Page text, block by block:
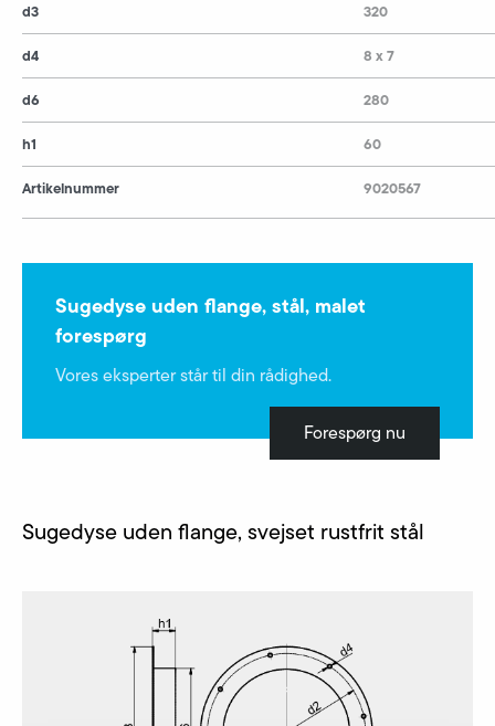
d3
d4
d6
h1
Artikelnummer
320
8 x 7
280
60
9020567
Sugedyse uden flange, stål, malet
forespørg
Vores eksperter står til din rådighed.
Forespørg nu
Sugedyse uden flange, svejset rustfrit stål